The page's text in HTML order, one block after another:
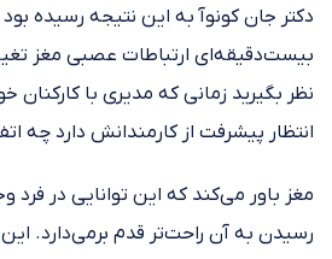
دکتر جان کونوآ به این نتیجه رسیده
بیست‌دقیقه‌ای ارتباطات عصبی مغز
نظر بگیرید زمانی که مدیری با
انتظار پیشرفت از کارمندانش دارد چه
مغز باور می‌کند که این توانایی در فرد
رسیدن به آن راحت‌تر قدم برمی‌دارد.